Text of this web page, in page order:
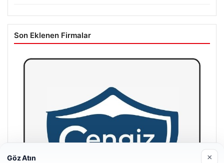
Son Eklenen Firmalar
Göz Atın ×